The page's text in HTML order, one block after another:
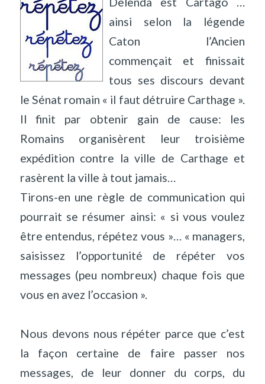
ainsi selon la légende
Caton l’Ancien
commençait et finissait
tous ses discours devant
le Sénat romain « il faut détruire Carthage ».
Il finit par obtenir gain de cause: les
Romains organisèrent leur troisième
expédition contre la ville de Carthage et
rasèrent la ville à tout jamais…
Tirons-en une règle de communication qui
pourrait se résumer ainsi: « si vous voulez
être entendus, répétez vous »… « managers,
saisissez l’opportunité de répéter vos
messages (peu nombreux) chaque fois que
vous en avez l’occasion ».
Nous devons nous répéter parce que c’est
la façon certaine de faire passer nos
messages, de leur donner du corps, du